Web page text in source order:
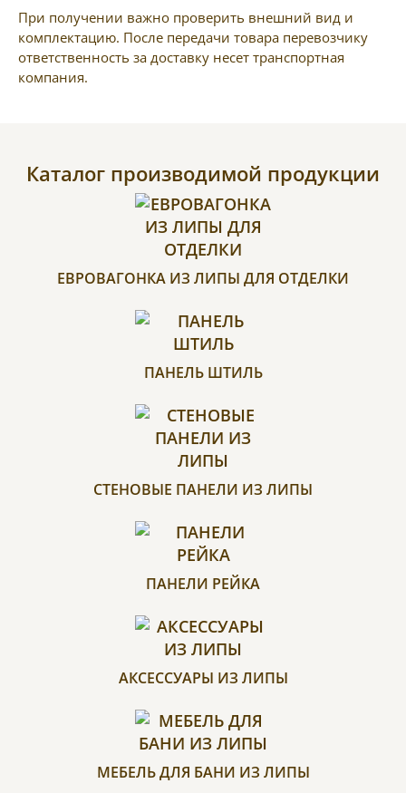
При получении важно проверить внешний вид и
комплектацию. После передачи товара перевозчику
ответственность за доставку несет транспортная
компания.
Каталог производимой продукции
ЕВРОВАГОНКА ИЗ ЛИПЫ ДЛЯ ОТДЕЛКИ
ПАНЕЛЬ ШТИЛЬ
СТЕНОВЫЕ ПАНЕЛИ ИЗ ЛИПЫ
ПАНЕЛИ РЕЙКА
АКСЕССУАРЫ ИЗ ЛИПЫ
МЕБЕЛЬ ДЛЯ БАНИ ИЗ ЛИПЫ